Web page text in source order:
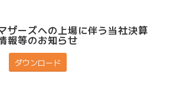
ザーズへの上場に伴う当社決算
報等のお知らせ
ダウンロード